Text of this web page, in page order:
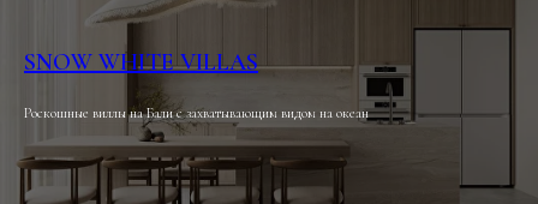
SNOW WHITE VILLAS
Роскошные виллы на Бали с захватывающим видом на океан